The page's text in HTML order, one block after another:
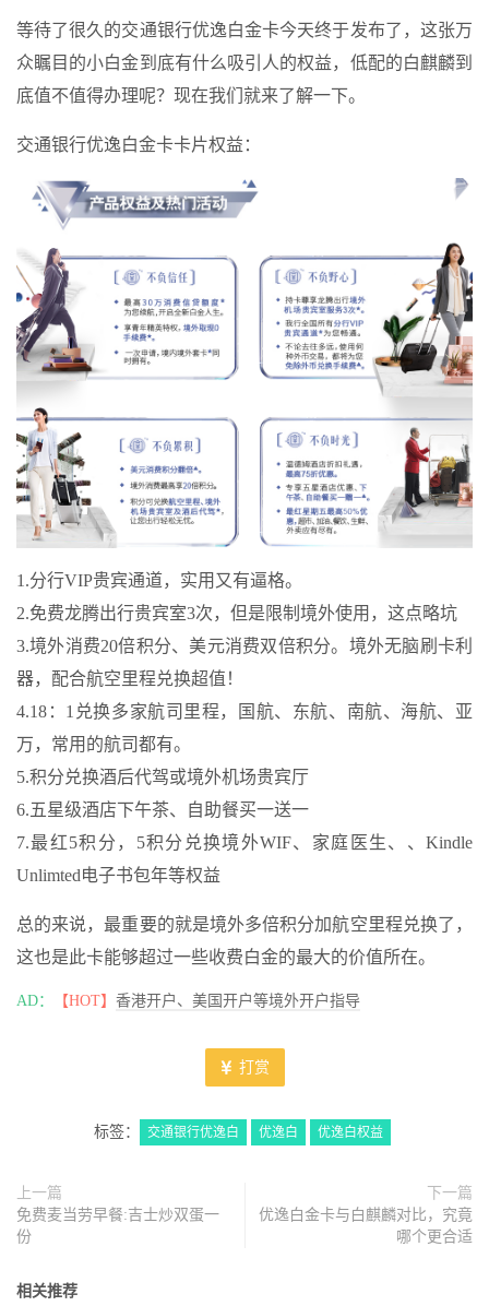
等待了很久的交通银行优逸白金卡今天终于发布了，这张万
众瞩目的小白金到底有什么吸引人的权益，低配的白麒麟到
底值不值得办理呢？现在我们就来了解一下。
交通银行优逸白金卡卡片权益：
1.分行VIP贵宾通道，实用又有逼格。
2.免费龙腾出行贵宾室3次，但是限制境外使用，这点略坑
3.境外消费20倍积分、美元消费双倍积分。境外无脑刷卡利
器，配合航空里程兑换超值！
4.18：1兑换多家航司里程，国航、东航、南航、海航、亚
万，常用的航司都有。
5.积分兑换酒后代驾或境外机场贵宾厅
6.五星级酒店下午茶、自助餐买一送一
7.最红5积分，5积分兑换境外WIF、家庭医生、、Kindle
Unlimted电子书包年等权益
总的来说，最重要的就是境外多倍积分加航空里程兑换了，
这也是此卡能够超过一些收费白金的最大的价值所在。
AD： 【HOT】 香港开户、美国开户等境外开户指导
打赏
标签： 交通银行优逸白 优逸白 优逸白权益
上一篇
免费麦当劳早餐:吉士炒双蛋一
份
下一篇
优逸白金卡与白麒麟对比，究竟
哪个更合适
相关推荐